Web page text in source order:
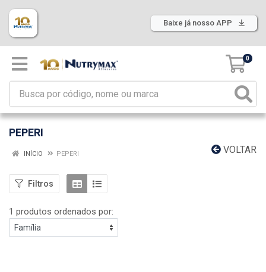
Baixe já nosso APP
0
PEPERI
VOLTAR
INÍCIO PEPERI
Filtros
1 produtos ordenados por: